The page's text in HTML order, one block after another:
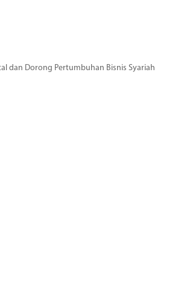
dan Dorong Pertumbuhan Bisnis Syariah